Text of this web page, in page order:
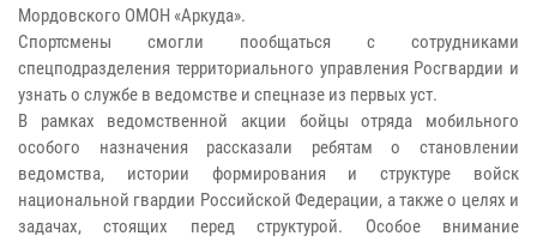
Мордовского ОМОН «Аркуда».
Спортсмены смогли пообщаться с сотрудниками
спецподразделения территориального управления Росгвардии и
узнать о службе в ведомстве и спецназе из первых уст.
В рамках ведомственной акции бойцы отряда мобильного
особого назначения рассказали ребятам о становлении
ведомства, истории формирования и структуре войск
национальной гвардии Российской Федерации, а также о целях и
задачах, стоящих перед структурой. Особое внимание